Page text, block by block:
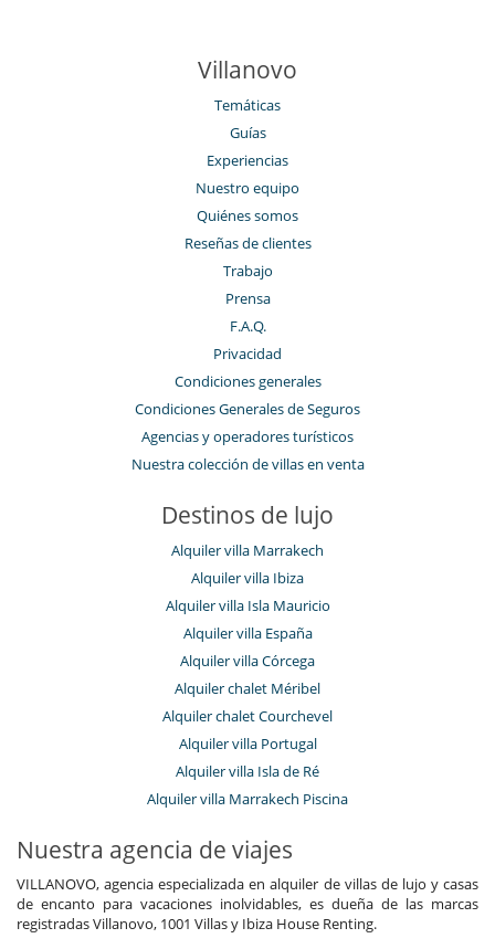
Villanovo
Temáticas
Guías
Experiencias
Nuestro equipo
Quiénes somos
Reseñas de clientes
Trabajo
Prensa
F.A.Q.
Privacidad
Condiciones generales
Condiciones Generales de Seguros
Agencias y operadores turísticos
Nuestra colección de villas en venta
Destinos de lujo
Alquiler villa Marrakech
Alquiler villa Ibiza
Alquiler villa Isla Mauricio
Alquiler villa España
Alquiler villa Córcega
Alquiler chalet Méribel
Alquiler chalet Courchevel
Alquiler villa Portugal
Alquiler villa Isla de Ré
Alquiler villa Marrakech Piscina
Nuestra agencia de viajes
VILLANOVO, agencia especializada en alquiler de villas de lujo y casas
de encanto para vacaciones inolvidables, es dueña de las marcas
registradas Villanovo, 1001 Villas y Ibiza House Renting.